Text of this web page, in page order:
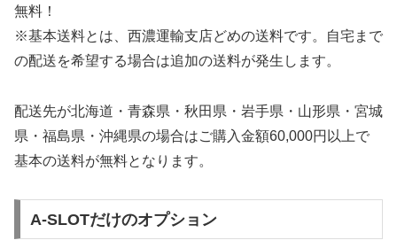
無料！
※基本送料とは、西濃運輸支店どめの送料です。自宅まで
の配送を希望する場合は追加の送料が発生します。
配送先が北海道・青森県・秋田県・岩手県・山形県・宮城
県・福島県・沖縄県の場合はご購入金額60,000円以上で
基本の送料が無料となります。
A-SLOTだけのオプション